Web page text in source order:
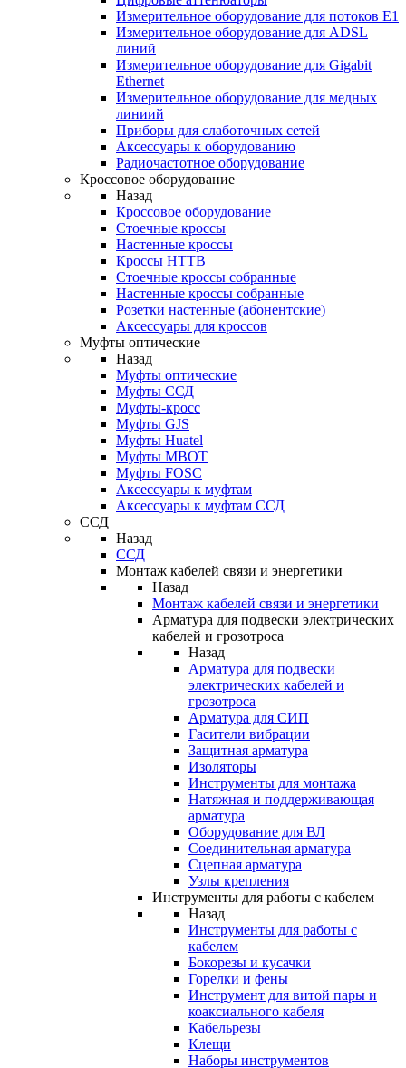
Измерительное оборудование для потоков Е1
Измерительное оборудование для ADSL
линий
Измерительное оборудование для Gigabit
Ethernet
Измерительное оборудование для медных
линиий
Приборы для слаботочных сетей
Аксессуары к оборудованию
Радиочастотное оборудование
Кроссовое оборудование
Назад
Кроссовое оборудование
Стоечные кроссы
Настенные кроссы
Кроссы HTTB
Стоечные кроссы собранные
Настенные кроссы собранные
Розетки настенные (абонентские)
Аксессуары для кроссов
Муфты оптические
Назад
Муфты оптические
Муфты ССД
Муфты-кросс
Муфты GJS
Муфты Huatel
Муфты МВОТ
Муфты FOSC
Аксессуары к муфтам
Аксессуары к муфтам ССД
ССД
Назад
ССД
Монтаж кабелей связи и энергетики
Назад
Монтаж кабелей связи и энергетики
Арматура для подвески электрических
кабелей и грозотроса
Назад
Арматура для подвески
электрических кабелей и
грозотроса
Арматура для СИП
Гасители вибрации
Защитная арматура
Изоляторы
Инструменты для монтажа
Натяжная и поддерживающая
арматура
Оборудование для ВЛ
Соединительная арматура
Сцепная арматура
Узлы крепления
Инструменты для работы с кабелем
Назад
Инструменты для работы с
кабелем
Бокорезы и кусачки
Горелки и фены
Инструмент для витой пары и
коаксиального кабеля
Кабельрезы
Клещи
Наборы инструментов